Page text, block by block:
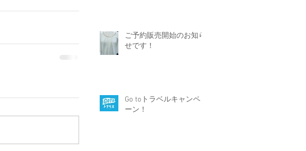
ご予約販売開始のお知ら
せです！
Go toトラベルキャンペ
ーン！